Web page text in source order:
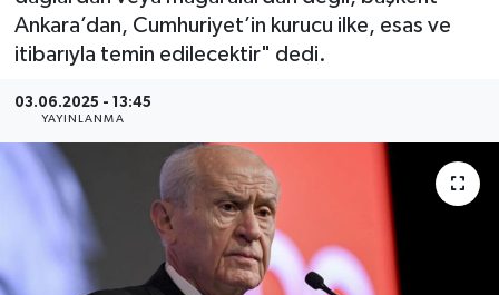
Ankara’dan, Cumhuriyet’in kurucu ilke, esas ve
itibarıyla temin edilecektir" dedi.
03.06.2025 - 13:45
YAYINLANMA